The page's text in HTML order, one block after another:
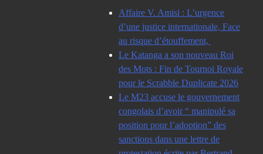
Affaire V. Amisi : L’urgence
d’une justice internationale, Face
au risque d’étouffement,
Le Katanga a son nouveau Roi
des Mots : Fin de Tournoi Royale
pour le Scrabble Duplicate 2026
Le M23 accuse le gouvernement
congolais d’avoir “ manipulé sa
position pour l’adoption” des
sanctions dans une lettre de